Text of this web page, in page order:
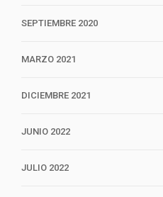
SEPTIEMBRE 2020
MARZO 2021
DICIEMBRE 2021
JUNIO 2022
JULIO 2022